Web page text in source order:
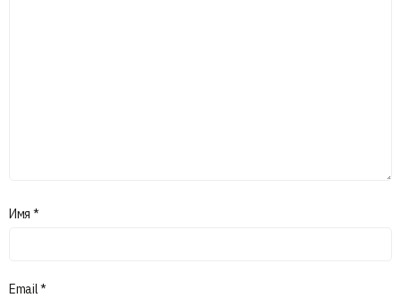
Имя *
Email*